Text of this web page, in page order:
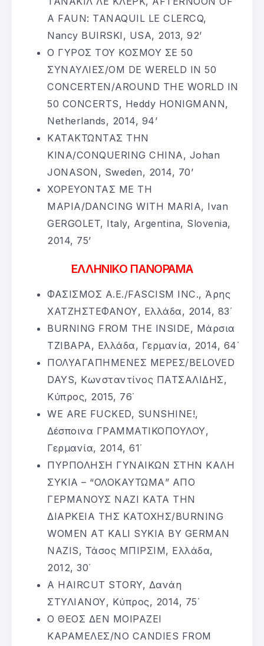
A FAUN: TANAQUIL LE CLERCQ,
Nancy BUIRSKI, USA, 2013, 92’
Ο ΓΥΡΟΣ ΤΟΥ ΚΟΣΜΟΥ ΣΕ 50
ΣΥΝΑΥΛΙΕΣ/OM DE WERELD IN 50
CONCERTEN/AROUND THE WORLD IN
50 CONCERTS, Heddy HONIGMANN,
Netherlands, 2014, 94’
ΚΑΤΑΚΤΩΝΤΑΣ ΤΗΝ
ΚΙΝΑ/CONQUERING CHINA, Johan
JONASON, Sweden, 2014, 70’
ΧΟΡΕΥΟΝΤΑΣ ΜΕ ΤΗ
ΜΑΡΙΑ/DANCING WITH MARIA, Ivan
GERGOLET, Italy, Argentina, Slovenia,
2014, 75’
ΕΛΛΗΝΙΚΟ ΠΑΝΟΡΑΜΑ
ΦΑΣΙΣΜΟΣ Α.Ε./FASCISM INC., Άρης
ΧΑΤΖΗΣΤΕΦΑΝΟΥ, Ελλάδα, 2014, 83΄
BURNING FROM THE INSIDE, Μάρσια
ΤΖΙΒΑΡΑ, Ελλάδα, Γερμανία, 2014, 64΄
ΠΟΛΥΑΓΑΠΗΜΕΝΕΣ ΜΕΡEΣ/BELOVED
DAYS, Κωνσταντίνος ΠΑΤΣΑΛΙΔΗΣ,
Κύπρος, 2015, 76΄
WE ARE FUCKED, SUNSHINE!,
Δέσποινα ΓΡΑΜΜΑΤΙΚΟΠΟΥΛΟΥ,
Γερμανία, 2014, 61΄
ΠΥΡΠΟΛΗΣΗ ΓΥΝΑΙΚΩΝ ΣΤΗΝ ΚΑΛΗ
ΣΥΚΙΑ – “ΟΛΟΚΑΥΤΩΜΑ” ΑΠΟ
ΓΕΡΜΑΝΟΥΣ ΝΑΖΙ ΚΑΤΑ ΤΗΝ
ΔΙΑΡΚΕΙΑ ΤΗΣ ΚΑΤΟΧΗΣ/BURNING
WOMEN AT KALI SYKIA BY GERMAN
NAZIS, Τάσος ΜΠΙΡΣΙΜ, Ελλάδα,
2012, 30΄
A HAIRCUT STORY, Δανάη
ΣΤΥΛΙΑΝΟΥ, Κύπρος, 2014, 75΄
Ο ΘΕΟΣ ΔΕΝ ΜΟΙΡΑΖΕΙ
ΚΑΡΑΜΕΛΕΣ/NO CANDIES FROM